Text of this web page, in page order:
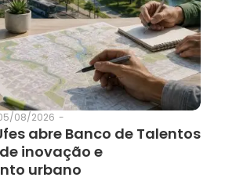
08/2026 -
abre Banco de Talentos
inovação e
urbano